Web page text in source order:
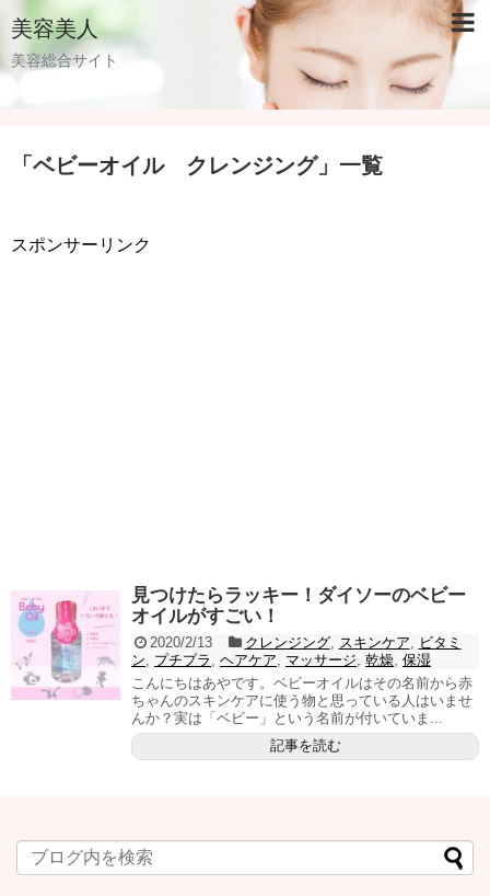
美容美人
美容総合サイト
「 ベビーオイル クレンジング」 一覧
スポンサーリンク
見つけたらラッキー！ダイソーのベビー
オイルがすごい！
2020/2/13 クレンジング, スキンケア, ビタミ
ン, プチプラ , ヘアケア, マッサージ, 乾燥, 保湿
こんにちはあやです。ベビーオイルはその名前から赤
ちゃんのスキンケアに使う物と思っている人はいませ
んか？実は「ベビー」という名前が付いていま...
記事を読む